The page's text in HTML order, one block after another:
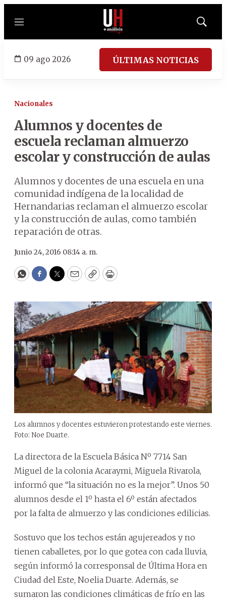
Menú
Mostrar
09 ago 2026 ÚLTIMAS NOTICIAS
Nacionales
Alumnos y docentes de
escuela reclaman almuerzo
escolar y construcción de aulas
Alumnos y docentes de una escuela en una
comunidad indígena de la localidad de
Hernandarias reclaman el almuerzo escolar
y la construcción de aulas, como también
reparación de otras.
Junio 24, 2016 08:14 a. m.
WhatsApp
Facebook
Twitter
EmailCopyPrint
Los alumnos y docentes estuvieron protestando este viernes.
Foto: Noe Duarte.
La directora de la Escuela Básica Nº 7714 San
Miguel de la colonia Acaraymi, Miguela Rivarola,
informó que “la situación no es la mejor”. Unos 50
alumnos desde el 1º hasta el 6º están afectados
por la falta de almuerzo y las condiciones edilicias.
Sostuvo que los techos están agujereados y no
tienen caballetes, por lo que gotea con cada lluvia,
según informó la corresponsal de Última Hora en
Ciudad del Este, Noelia Duarte. Además, se
sumaron las condiciones climáticas de frío en las